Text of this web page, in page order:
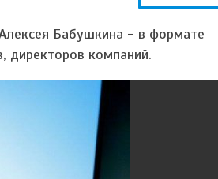
Бабушкина - в формате
директоров компаний.